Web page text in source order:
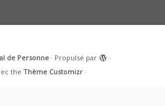
de Personne· Propulsé par
·
theThème Customizr ·